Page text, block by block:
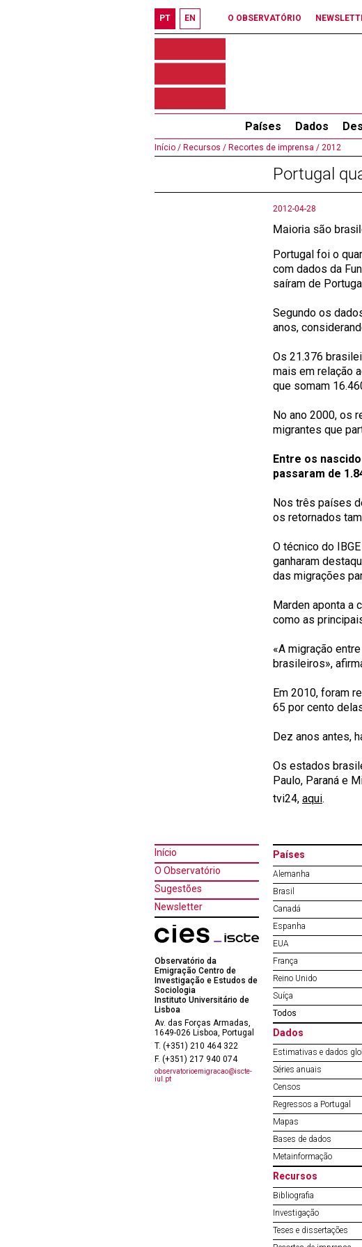
PT EN O OBSERVATÓRIO
Países Dados
Início / Recursos / Recortes de imprensa / 2012
Portugal
2012-04-28
Maioria são
Portugal foi o
com dados da
saíram de
Segundo os
anos,
Os 21.376
mais em relação
que somam
No ano 2000, os
migrantes que
Entre os
passaram de
Nos três países
os retornados
O técnico do
ganharam
das migrações
Marden aponta a
como as
«A migração
brasileiros»,
Em 2010, foram
65 por cento
Dez anos antes,
Os estados
Paulo, Paraná e
tvi24, aqui.
Início
O Observatório
Sugestões
Newsletter
Observatório da
Emigração Centro de
Investigação e Estudos de
Sociologia
Instituto Universitário de
Lisboa
Av. das Forças Armadas,
1649-026 Lisboa, Portugal
T. (+351) 210 464 322
F. (+351) 217 940 074
observatorioemigracao@iscte-
iul.pt
Países
Alemanha
Brasil
Canadá
Espanha
EUA
França
Reino Unido
Suíça
Todos
Dados
Estimativas e dados
Séries anuais
Censos
Regressos a Portugal
Mapas
Bases de dados
Metainformação
Recursos
Bibliografia
Investigação
Teses e dissertações